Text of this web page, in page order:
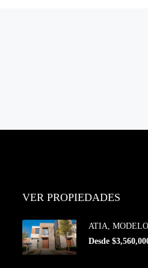
VER PROPIEDADES
ATIA,
Desde